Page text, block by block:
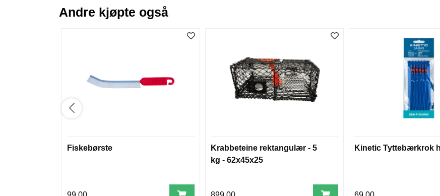
Andre kjøpte også
Fiskebørste
Krabbeteine rektangulær - 5
kg - 62x45x25
Kinetic Tyttebærkrok